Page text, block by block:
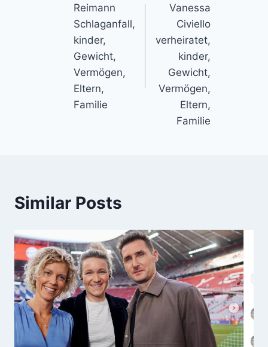
Reimann
Schlaganfall,
kinder,
Gewicht,
Vermögen,
Eltern,
Familie
Vanessa
Civiello
verheiratet,
kinder,
Gewicht,
Vermögen,
Eltern,
Familie
Similar Posts